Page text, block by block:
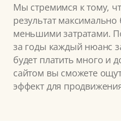
Мы стремимся к тому,
результат максимально
меньшими затратами.
за годы каждый нюанс
будет платить много и
сайтом вы сможете
эффект для